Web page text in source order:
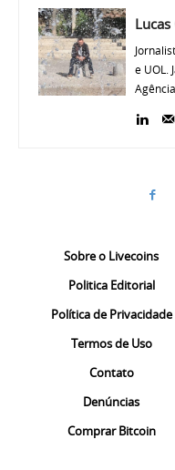
e UOL.
Sobre o Livecoins
Politica Editorial
Política de Privacidade
Termos de Uso
Contato
Denúncias
Comprar Bitcoin